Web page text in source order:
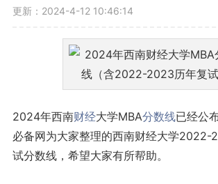
更新：2024-4-12 10:46:14
2024年西南财经大学MBA分数线已经公
必备网为大家整理的西南财经大学2022-
试分数线，希望大家有所帮助。